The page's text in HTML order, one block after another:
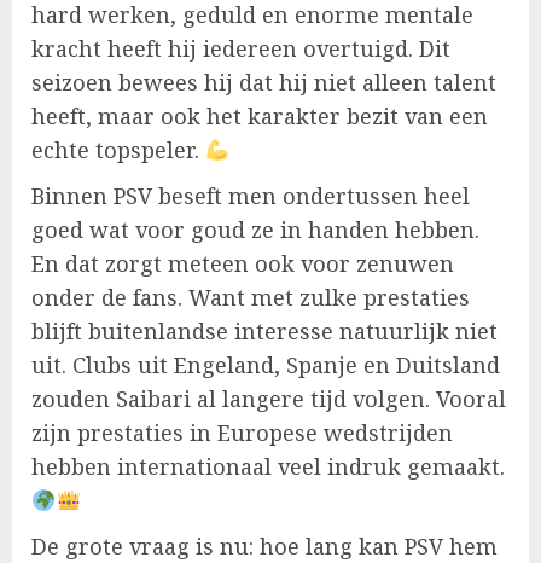
hard werken, geduld en enorme mentale
kracht heeft hij iedereen overtuigd. Dit
seizoen bewees hij dat hij niet alleen talent
heeft, maar ook het karakter bezit van een
echte topspeler.
Binnen PSV beseft men ondertussen heel
goed wat voor goud ze in handen hebben.
En dat zorgt meteen ook voor zenuwen
onder de fans. Want met zulke prestaties
blijft buitenlandse interesse natuurlijk niet
uit. Clubs uit Engeland, Spanje en Duitsland
zouden Saibari al langere tijd volgen. Vooral
zijn prestaties in Europese wedstrijden
hebben internationaal veel indruk gemaakt.
De grote vraag is nu: hoe lang kan PSV hem